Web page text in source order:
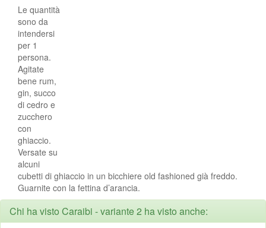
Le quantità
sono da
intendersi
per 1
persona.
Agitate
bene rum,
gin, succo
di cedro e
zucchero
con
ghiaccio.
Versate su
alcuni
cubetti di ghiaccio in un bicchiere old fashioned già freddo.
Guarnite con la fettina d’arancia.
Chi ha visto Caraibi - variante 2 ha visto anche: